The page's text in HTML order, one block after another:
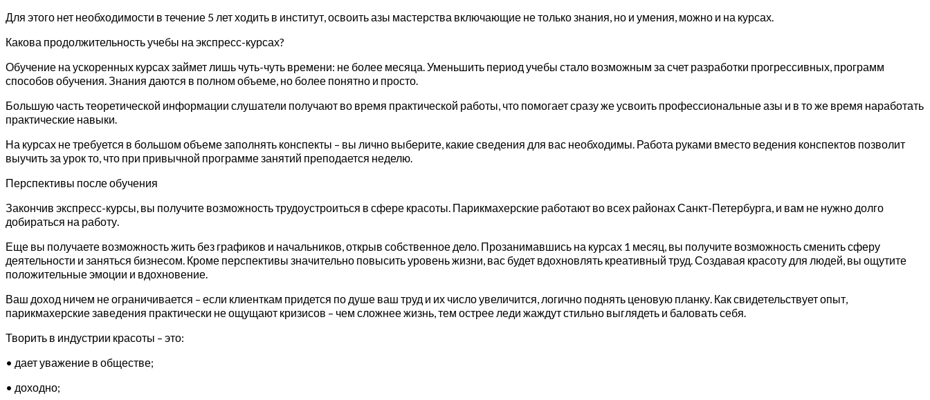
Для этого нет необходимости в течение 5 лет ходить в институт, освоить азы мастерства включающие не только знания, но и умения, можно и на курсах.
Какова продолжительность учебы на экспресс-курсах?
Обучение на ускоренных курсах займет лишь чуть-чуть времени: не более месяца. Уменьшить период учебы стало возможным за счет разработки прогрессивных, программ
способов обучения. Знания даются в полном объеме, но более понятно и просто.
Большую часть теоретической информации слушатели получают во время практической работы, что помогает сразу же усвоить профессиональные азы и в то же время наработать
практические навыки.
На курсах не требуется в большом объеме заполнять конспекты – вы лично выберите, какие сведения для вас необходимы. Работа руками вместо ведения конспектов позволит
выучить за урок то, что при привычной программе занятий преподается неделю.
Перспективы после обучения
Закончив экспресс-курсы, вы получите возможность трудоустроиться в сфере красоты. Парикмахерские работают во всех районах Санкт-Петербурга, и вам не нужно долго
добираться на работу.
Еще вы получаете возможность жить без графиков и начальников, открыв собственное дело. Прозанимавшись на курсах 1 месяц, вы получите возможность сменить сферу
деятельности и заняться бизнесом. Кроме перспективы значительно повысить уровень жизни, вас будет вдохновлять креативный труд. Создавая красоту для людей, вы ощутите
положительные эмоции и вдохновение.
Ваш доход ничем не ограничивается – если клиенткам придется по душе ваш труд и их число увеличится, логично поднять ценовую планку. Как свидетельствует опыт,
парикмахерские заведения практически не ощущают кризисов – чем сложнее жизнь, тем острее леди жаждут стильно выглядеть и баловать себя.
Творить в индустрии красоты – это:
• дает уважение в обществе;
• доходно;